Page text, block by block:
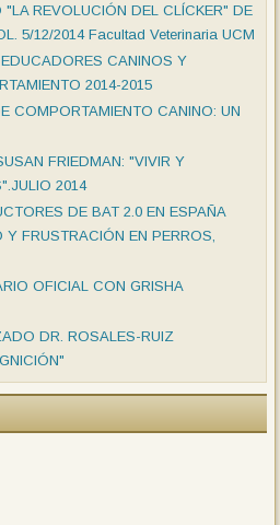
"LA REVOLUCIÓN DEL CLÍCKER" DE
5/12/2014 Facultad Veterinaria UCM
CANINOS Y
2014-2015
COMPORTAMIENTO CANINO: UN
FRIEDMAN: "VIVIR Y
2014
DE BAT 2.0 EN ESPAÑA
Y FRUSTRACIÓN EN PERROS,
OFICIAL CON GRISHA
DR. ROSALES-RUIZ